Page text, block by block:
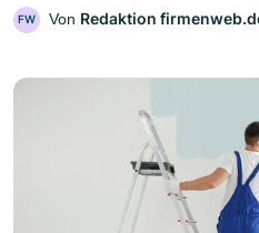
FW Von Redaktion